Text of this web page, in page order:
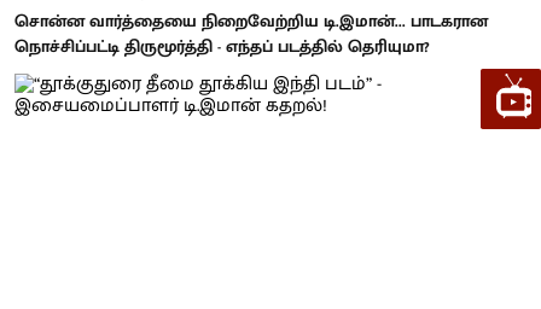
சொன்ன வார்த்தையை நிறைவேற்றிய டி.இமான்... பாடகரான
நொச்சிப்பட்டி திருமூர்த்தி - எந்தப் படத்தில் தெரியுமா?